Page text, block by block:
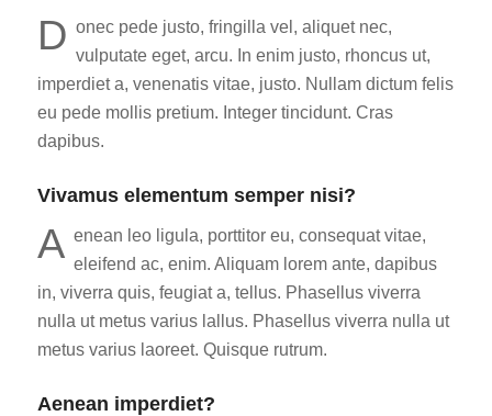
D onec pede justo, fringilla vel, aliquet nec,
vulputate eget, arcu. In enim justo, rhoncus ut,
imperdiet a, venenatis vitae, justo. Nullam dictum felis
eu pede mollis pretium. Integer tincidunt. Cras
dapibus.
Vivamus elementum semper nisi?
A enean leo ligula, porttitor eu, consequat vitae,
eleifend ac, enim. Aliquam lorem ante, dapibus
in, viverra quis, feugiat a, tellus. Phasellus viverra
nulla ut metus varius lallus. Phasellus viverra nulla ut
metus varius laoreet. Quisque rutrum.
Aenean imperdiet?